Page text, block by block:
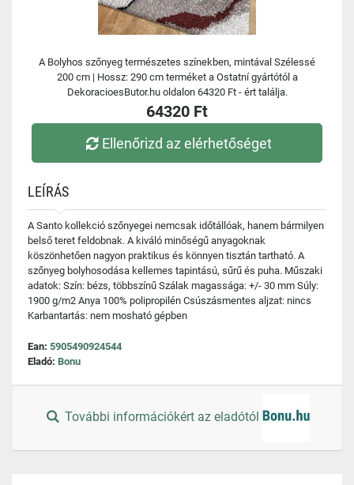
A Bolyhos szőnyeg természetes színekben, mintával Szélessé
200 cm | Hossz: 290 cm terméket a Ostatní gyártótól a
DekoracioesButor.hu oldalon 64320 Ft - ért találja.
64320 Ft
Ellenőrizd az elérhetőséget
LEÍRÁS
A Santo kollekció szőnyegei nemcsak időtállóak, hanem bármilyen
belső teret feldobnak. A kiváló minőségű anyagoknak
köszönhetően nagyon praktikus és könnyen tisztán tartható. A
szőnyeg bolyhosodása kellemes tapintású, sűrű és puha. Műszaki
adatok: Szín: bézs, többszínű Szálak magassága: +/- 30 mm Súly:
1900 g/m2 Anya 100% polipropilén Csúszásmentes aljzat: nincs
Karbantartás: nem mosható gépben
Ean: 5905490924544
Eladó: Bonu
További információkért az eladótól